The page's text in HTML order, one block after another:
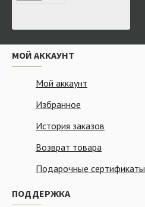
МОЙ АККАУНТ
Мой аккаунт
Избранное
История заказов
Возврат товара
Подарочные сертификаты
ПОДДЕРЖКА